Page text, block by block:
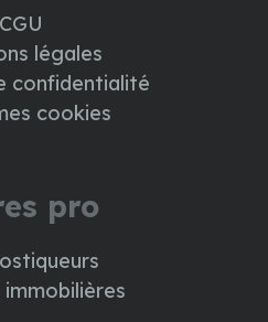
CGU
légales
confidentialité
cookies
pro